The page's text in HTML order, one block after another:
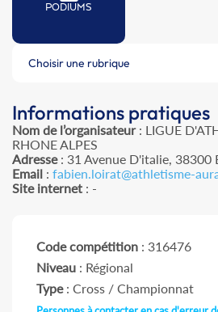
PODIUMS
Choisir une rubrique
Informations pratiques
Nom de l’organisateur: LIGUE
RHONE ALPES
Adresse: 31 Avenue D'italie, 38300
Email : fabien.loirat@athletisme-
Site internet : -
Code compétition : 316476
Niveau : Régional
Type: Cross / Championnat